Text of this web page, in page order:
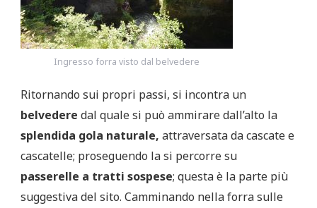
Ingresso forra visto dal belvedere
Ritornando sui propri passi, si incontra un
belvedere dal quale si può ammirare dall’alto la
splendida gola naturale, attraversata da cascate e
cascatelle; proseguendo la si percorre su
passerelle a tratti sospese; questa è la parte più
suggestiva del sito. Camminando nella forra sulle